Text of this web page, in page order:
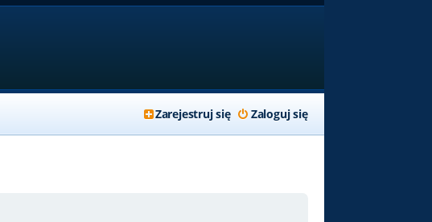
Zaloguj się
Zarejestruj się